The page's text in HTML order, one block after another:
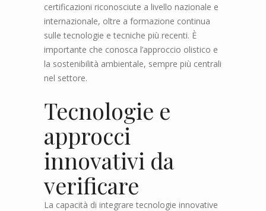
certificazioni riconosciute a livello nazionale e
internazionale, oltre a formazione continua
sulle tecnologie e tecniche più recenti. È
importante che conosca l’approccio olistico e
la sostenibilità ambientale, sempre più centrali
nel settore.
Tecnologie e
approcci
innovativi da
verificare
La capacità di integrare tecnologie innovative